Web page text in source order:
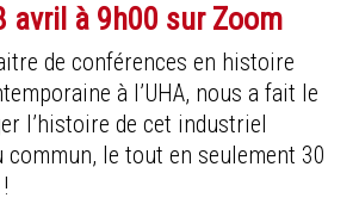
avril à 9h00 sur Zoom
de conférences en histoire
à l’UHA, nous a fait le
l’histoire de cet industriel
commun, le tout en seulement 30